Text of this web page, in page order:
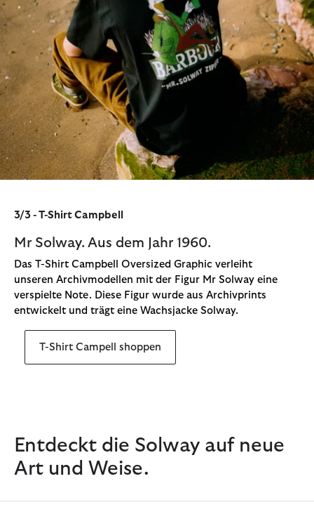
3/3 - T-Shirt Campbell
Mr Solway. Aus dem Jahr 1960.
Das T-Shirt Campbell Oversized Graphic verleiht
unseren Archivmodellen mit der Figur Mr Solway eine
verspielte Note. Diese Figur wurde aus Archivprints
entwickelt und trägt eine Wachsjacke Solway.
T-Shirt Campell shoppen
Entdeckt die Solway auf neue
Art und Weise.